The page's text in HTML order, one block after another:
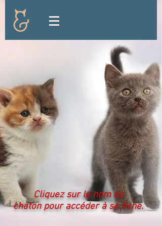
Cliquez sur le nom du
chaton pour accéder à sa fiche.